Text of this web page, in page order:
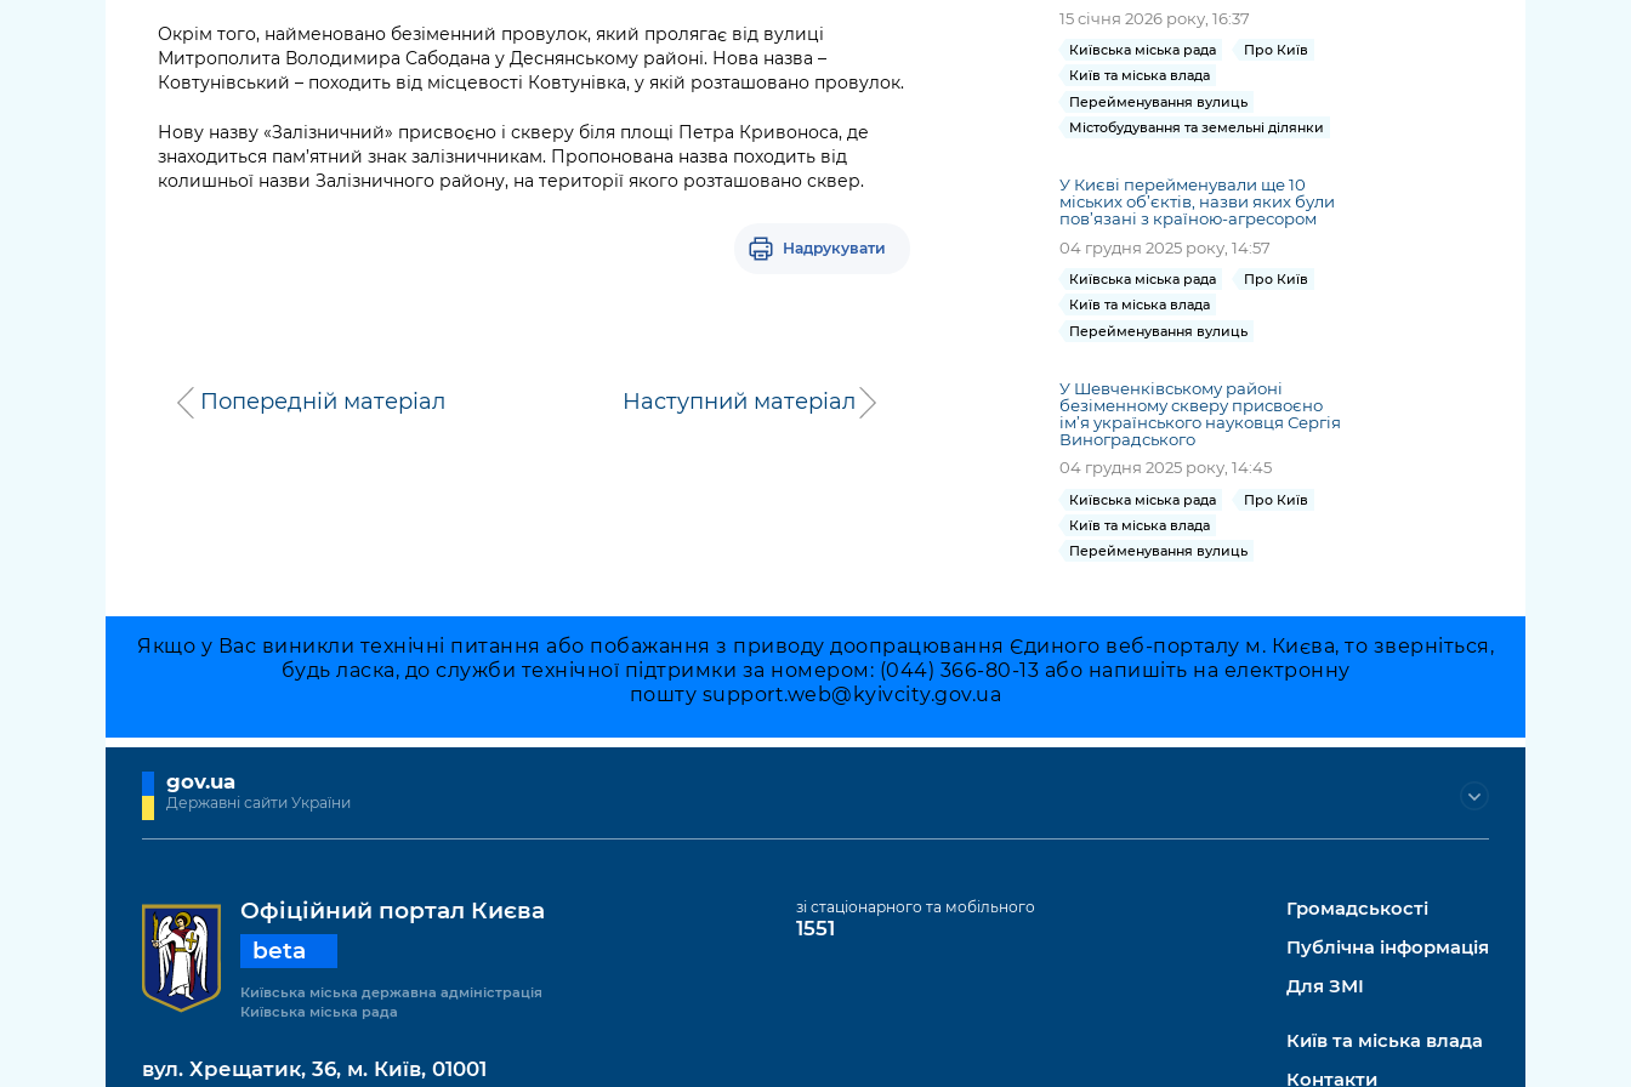
Окрім того, найменовано безіменний провулок, який пролягає від вулиці
Митрополита Володимира Сабодана у Деснянському районі. Нова назва –
Ковтунівський – походить від місцевості Ковтунівка, у якій розташовано провулок.
Нову назву «Залізничний» присвоєно і скверу біля площі Петра Кривоноса, де
знаходиться пам’ятний знак залізничникам. Пропонована назва походить від
колишньої назви Залізничного району, на території якого розташовано сквер.
Надрукувати
Попередній матеріал Наступний матеріал
15 січня 2026 року, 16:37
Київська міська рада
Про Київ
Київ та міська влада
Перейменування вулиць
Містобудування та земельні ділянки
У Києві перейменували ще 10
міських об’єктів, назви яких були
пов’язані з країною-агресором
04 грудня 2025 року, 14:57
Київська міська рада
Про Київ
Київ та міська влада
Перейменування вулиць
У Шевченківському районі
безіменному скверу присвоєно
ім’я українського науковця Сергія
Виноградського
04 грудня 2025 року, 14:45
Київська міська рада
Про Київ
Київ та міська влада
Перейменування вулиць
Якщо у Вас виникли технічні питання або побажання з приводу доопрацювання Єдиного веб-порталу м. Києва, то зверніться,
будь ласка, до служби технічної підтримки за номером: (044) 366-80-13 або напишіть на електронну
пошту support.web@kyivcity.gov.ua
gov.ua
Державні сайти України
Офіційний портал Києва
beta
Київська міська державна адміністрація
Київська міська рада
вул. Хрещатик, 36, м. Київ, 01001
зі стаціонарного та мобільного
1551
Громадськості
Публічна інформація
Для ЗМІ
Київ та міська влада
Контакти